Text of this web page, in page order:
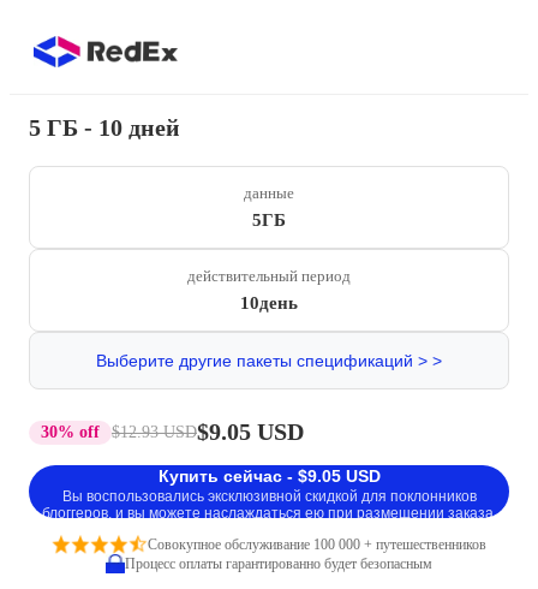
5 ГБ - 10 дней
данные
5ГБ
действительный период
10день
Выберите другие пакеты спецификаций > >
30% off $12.93 USD$9.05 USD
Купить сейчас - $9.05 USD
Вы воспользовались эксклюзивной скидкой для поклонников
блоггеров, и вы можете наслаждаться ею при размещении заказа.
Совокупное обслуживание 100 000 + путешественников
Процесс оплаты гарантированно будет безопасным